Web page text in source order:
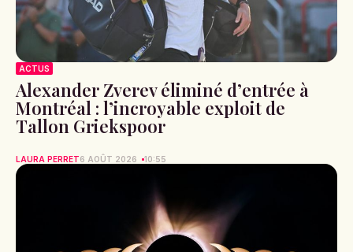
ACTUS
Alexander Zverev éliminé d’entrée à
Montréal : l’incroyable exploit de
Tallon Griekspoor
LAURA PERRET6 AOÛT 2026 10:55